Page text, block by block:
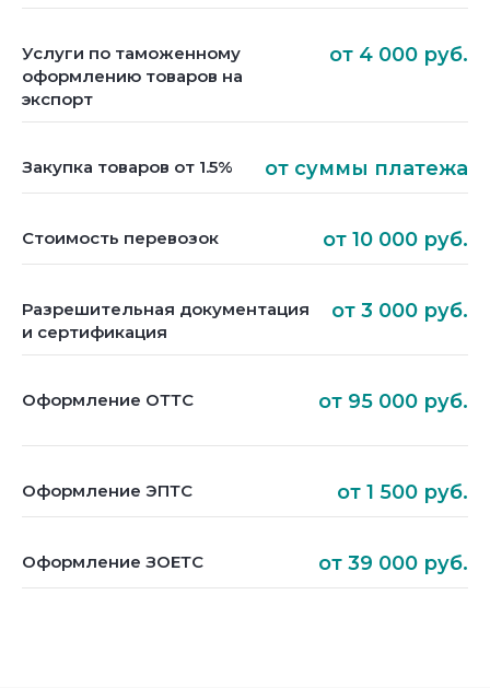
Услуги по таможенному
оформлению товаров на
экспорт
от 4 000 руб.
Закупка товаров от 1.5% от суммы платежа
Стоимость перевозок от 10 000 руб.
Разрешительная документация
и сертификация
от 3 000 руб.
Оформление ОТТС от 95 000 руб.
Оформление ЭПТС от 1 500 руб.
Оформление ЗОЕТС от 39 000 руб.